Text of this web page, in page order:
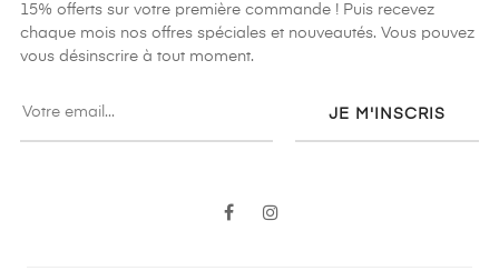
15% offerts sur votre première commande ! Puis recevez
chaque mois nos offres spéciales et nouveautés. Vous pouvez
vous désinscrire à tout moment.
JE M'INSCRIS
Facebook